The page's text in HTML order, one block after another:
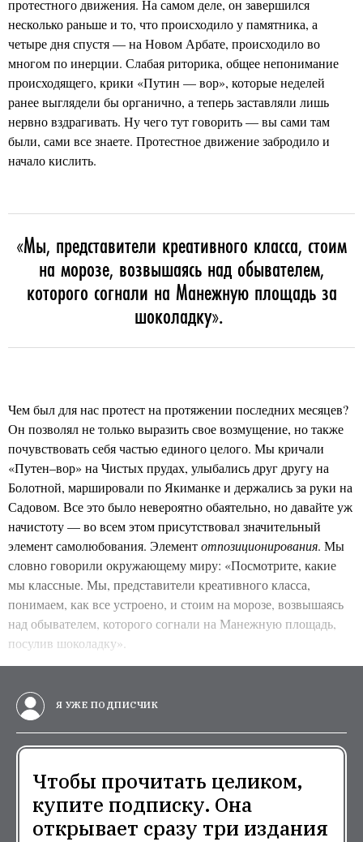
протестного движения. На самом деле, он завершился
несколько раньше и то, что происходило у памятника, а
четыре дня спустя — на Новом Арбате, происходило во
многом по инерции. Слабая риторика, общее непонимание
происходящего, крики «Путин — вор», которые неделей
ранее выглядели бы органично, а теперь заставляли лишь
нервно вздрагивать. Ну чего тут говорить — вы сами там
были, сами все знаете. Протестное движение забродило и
начало кислить.
«Мы, представители креативного класса, стоим
на морозе, возвышаясь над обывателем,
которого согнали на Манежную площадь за
шоколадку».
Чем был для нас протест на протяжении последних месяцев?
Он позволял не только выразить свое возмущение, но также
почувствовать себя частью единого целого. Мы кричали
«Путен–вор» на Чистых прудах, улыбались друг другу на
Болотной, маршировали по Якиманке и держались за руки на
Садовом. Все это было невероятно обаятельно, но давайте уж
начистоту — во всем этом присутствовал значительный
элемент самолюбования. Элементотпозиционирования. Мы
словно говорили окружающему миру: «Посмотрите, какие
мы классные. Мы, представители креативного класса,
понимаем, как все устроено, и стоим на морозе, возвышаясь
над обывателем, которого согнали на Манежную площадь,
посулив шоколадку».
Я УЖЕ ПОДПИСЧИК
Чтобы прочитать целиком,
купите подписку. Она
открывает сразу три издания